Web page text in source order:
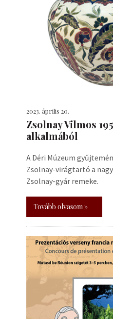
2023. április 20.
Zsolnay Vilmos
alkalmából
A Déri Múzeum
Zsolnay-virágtartó a
Zsolnay-gyár remeke.
Tovább olvasom »